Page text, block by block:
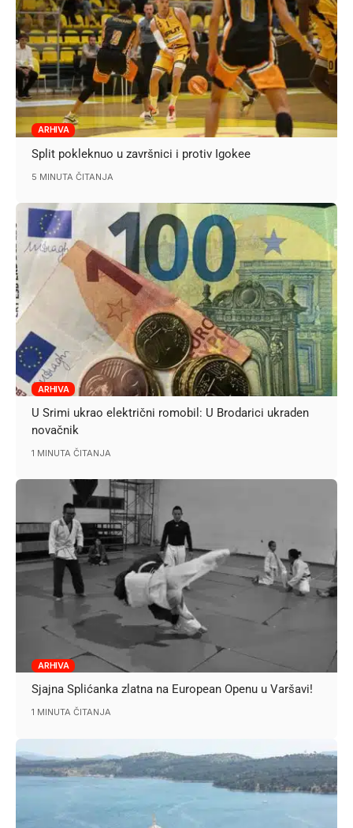
ARHIVA
Split pokleknuo u završnici i protiv Igokee
5 MINUTA ČITANJA
ARHIVA
U Srimi ukrao električni romobil: U Brodarici ukraden
novačnik
1 MINUTA ČITANJA
ARHIVA
Sjajna Splićanka zlatna na European Openu u Varšavi!
1 MINUTA ČITANJA